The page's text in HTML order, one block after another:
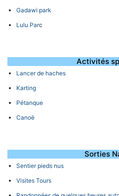
Gadawi park
Lulu Parc
Activités
Lancer de haches
Karting
Pétanque
Canoë
Sorties
Sentier pieds nus
Visites Tours